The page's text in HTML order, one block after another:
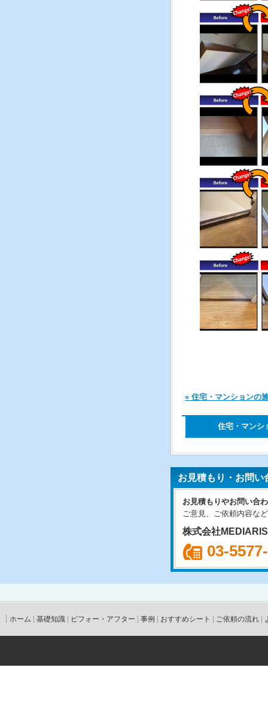
« 住宅・マンションの
住宅・マンシ
お見積もり・お問い
お見積もりやお問い合
ご意見、ご依頼内容な
株式会社
03-
ホーム 基礎知識 ビフォー・アフター 事例 おすすめシート ご依頼の流れ